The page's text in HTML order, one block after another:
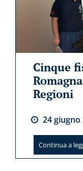
Cinque
Regioni
24giugno
Continua a